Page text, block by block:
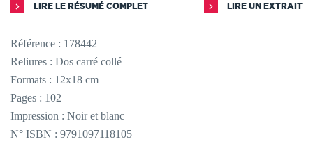
LIRE LE RÉSUMÉ COMPLET LIRE UN EXTRAIT
Référence : 178442
Reliures : Dos carré collé
Formats : 12x18 cm
Pages : 102
Impression : Noir et blanc
N° ISBN : 9791097118105